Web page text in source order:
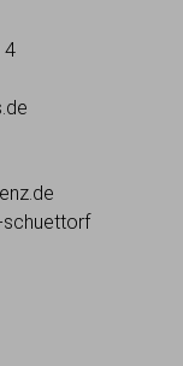
4
schuettorf